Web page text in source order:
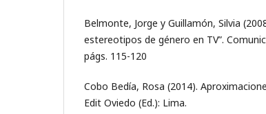
Belmonte, Jorge y Guillamón, Silvia
estereotipos de género en TV”.
págs. 115-120
Cobo Bedía, Rosa (2014).
Edit Oviedo (Ed.): Lima.